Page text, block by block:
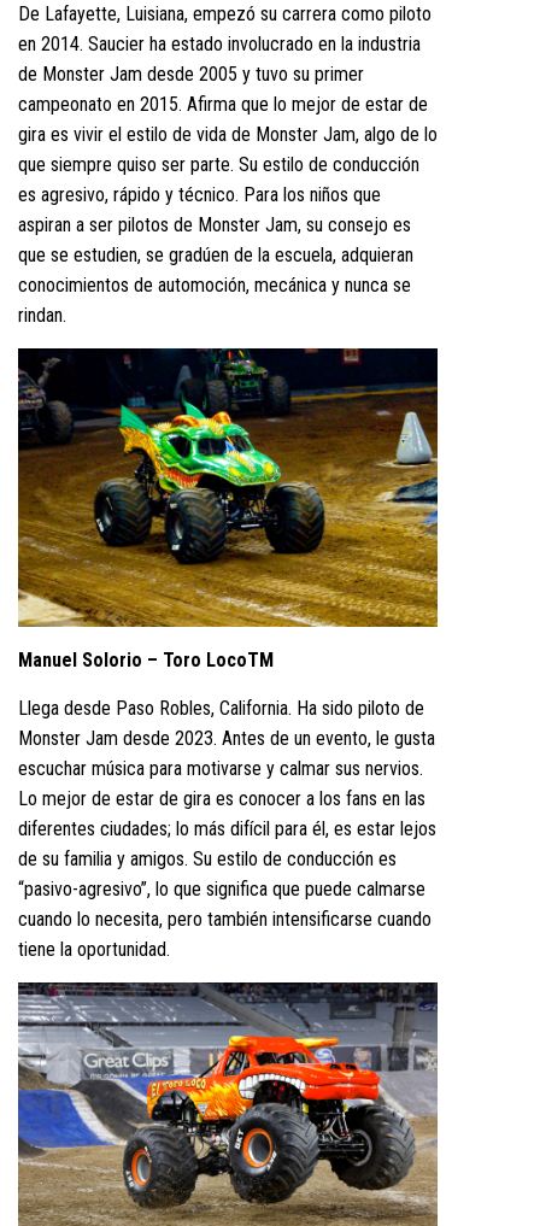
De Lafayette, Luisiana, empezó su carrera como piloto
en 2014. Saucier ha estado involucrado en la industria
de Monster Jam desde 2005 y tuvo su primer
campeonato en 2015. Afirma que lo mejor de estar de
gira es vivir el estilo de vida de Monster Jam, algo de lo
que siempre quiso ser parte. Su estilo de conducción
es agresivo, rápido y técnico. Para los niños que
aspiran a ser pilotos de Monster Jam, su consejo es
que se estudien, se gradúen de la escuela, adquieran
conocimientos de automoción, mecánica y nunca se
rindan.
Manuel Solorio – Toro LocoTM
Llega desde Paso Robles, California. Ha sido piloto de
Monster Jam desde 2023. Antes de un evento, le gusta
escuchar música para motivarse y calmar sus nervios.
Lo mejor de estar de gira es conocer a los fans en las
diferentes ciudades; lo más difícil para él, es estar lejos
de su familia y amigos. Su estilo de conducción es
“pasivo-agresivo”, lo que significa que puede calmarse
cuando lo necesita, pero también intensificarse cuando
tiene la oportunidad.